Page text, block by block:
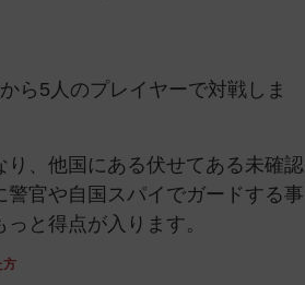
ら5人のプレイヤーで対戦しま
、他国にある伏せてある未確認
官や自国スパイでガードする事
と得点が入ります。
方